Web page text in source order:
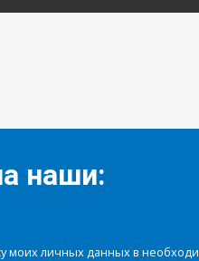
наши:
моих личных данных в